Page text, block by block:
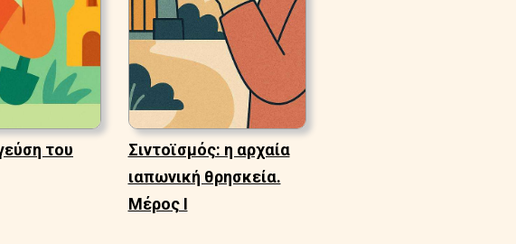
του
Σιντοϊσμός: η αρχαία
ιαπωνική θρησκεία.
Μέρος Ι